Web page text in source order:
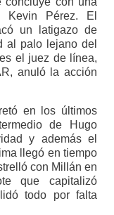
Kevin Pérez. El
un latigazo de
al palo lejano del
el juez de línea,
anuló la acción
en los últimos
de Hugo
y además el
llegó en tiempo
con Millán en
que capitalizó
todo por falta